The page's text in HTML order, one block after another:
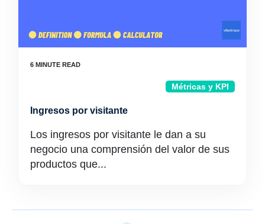
Métricas y KPI
Ingresos por visitante
Los ingresos por visitante le dan a su
negocio una comprensión del valor de sus
productos que...